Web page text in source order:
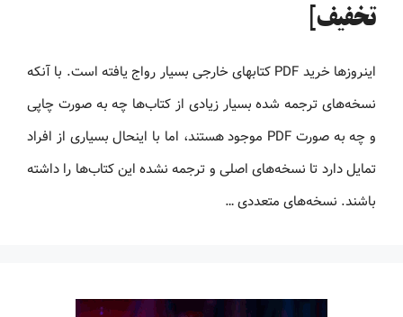
تخفیف]
اینروزها خرید PDF کتاب‎های خارجی بسیار رواج یافته است. با آنکه
نسخه‌های ترجمه شده بسیار زیادی از کتاب‌ها چه به صورت چاپی
و چه به صورت PDF موجود هستند، اما با اینحال بسیاری از افراد
تمایل دارد تا نسخه‌های اصلی و ترجمه نشده این کتاب‌ها را داشته
باشند. نسخه‌های متعددی …